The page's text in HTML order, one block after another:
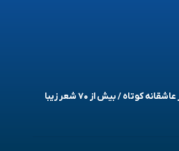
کوتاه / بیش از ۷۰ شعر زیبا